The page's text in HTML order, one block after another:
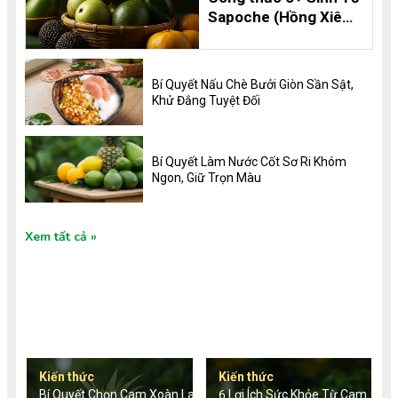
Sapoche (Hồng Xiêm)
Dưỡng và 8 Lợi Ích
Không Thể Bỏ Qua
Bí Quyết Nấu Chè Bưởi Giòn Sần Sật,
Khử Đắng Tuyệt Đối
Bí Quyết Làm Nước Cốt Sơ Ri Khóm
Ngon, Giữ Trọn Màu
Xem tất cả
Kiến thức
Bí Quyết Chọn Cam Xoàn Lai
Kiến thức
6 Lợi Ích Sức Khỏe Từ Cam